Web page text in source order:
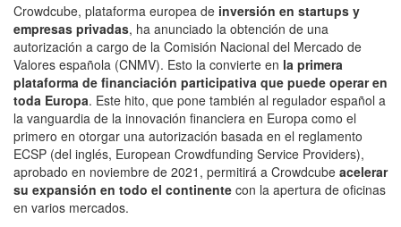
Crowdcube, plataforma europea de inversión en startups y
empresas privadas, ha anunciado la obtención de una
autorización a cargo de la Comisión Nacional del Mercado de
Valores española (CNMV). Esto la convierte en la primera
plataforma de financiación participativa que puede operar en
toda Europa. Este hito, que pone también al regulador español a
la vanguardia de la innovación financiera en Europa como el
primero en otorgar una autorización basada en el reglamento
ECSP (del inglés, European Crowdfunding Service Providers),
aprobado en noviembre de 2021, permitirá a Crowdcube acelerar
su expansión en todo el continente con la apertura de oficinas
en varios mercados.